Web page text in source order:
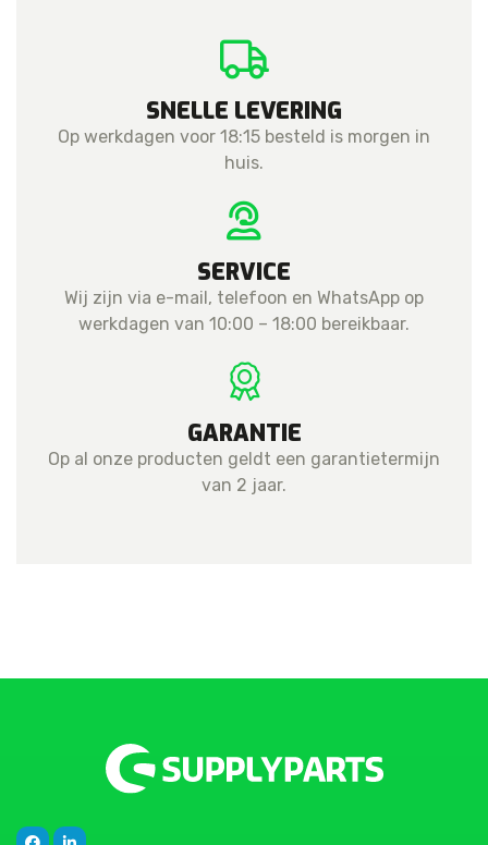
SNELLE LEVERING
Op werkdagen voor 18:15 besteld is morgen in
huis.
SERVICE
Wij zijn via e-mail, telefoon en WhatsApp op
werkdagen van 10:00 – 18:00 bereikbaar.
GARANTIE
Op al onze producten geldt een garantietermijn
van 2 jaar.